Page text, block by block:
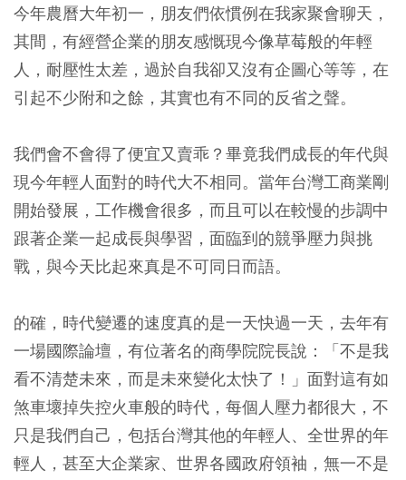
今年農曆大年初一，朋友們依慣例在我家聚會聊天，
其間，有經營企業的朋友感慨現今像草莓般的年輕
人，耐壓性太差，過於自我卻又沒有企圖心等等，在
引起不少附和之餘，其實也有不同的反省之聲。
我們會不會得了便宜又賣乖？畢竟我們成長的年代與
現今年輕人面對的時代大不相同。當年台灣工商業剛
開始發展，工作機會很多，而且可以在較慢的步調中
跟著企業一起成長與學習，面臨到的競爭壓力與挑
戰，與今天比起來真是不可同日而語。
的確，時代變遷的速度真的是一天快過一天，去年有
一場國際論壇，有位著名的商學院院長說：「不是我
看不清楚未來，而是未來變化太快了！」面對這有如
煞車壞掉失控火車般的時代，每個人壓力都很大，不
只是我們自己，包括台灣其他的年輕人、全世界的年
輕人，甚至大企業家、世界各國政府領袖，無一不是